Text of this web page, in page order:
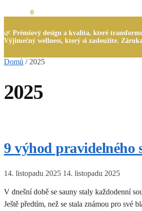
0
🌿 Prémiový design a kvalita, které
Výjimečný wellness, který si zasloužíte.
Domů / 2025
2025
9 výhod pravidelného
14. listopadu 2025 14. listopadu 2025
V dnešní době se sauny staly každodenní
Ještě předtím, než se stala známou pro své